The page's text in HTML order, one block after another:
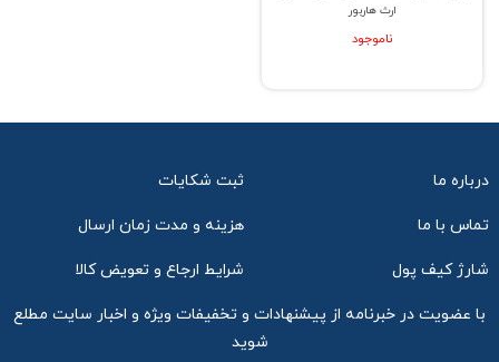
ارث هاربور
ناموجود
درباره ما ثبت شکایات
تماس با ما هزینه و مدت زمان ارسال
شارژ کیف پول شرایط ارجاع و تعویض کالا
با عضویت در خبرنامه از پیشنهادات و تخفیفات ویژه و اخبار سایت مطلع
شوید